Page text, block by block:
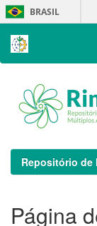
Skip
navigation
BRASIL
Repositório de
Página